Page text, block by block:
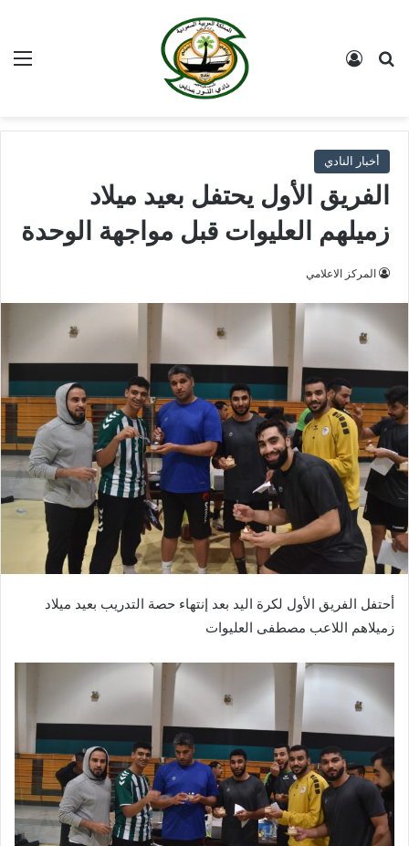
بحث عن
أخبار النادي
الفريق الأول يحتفل بعيد ميلاد
زميلهم العليوات قبل مواجهة الوحدة
المركز الاعلامي
أحتفل الفريق الأول لكرة اليد بعد إنتهاء حصة التدريب بعيد ميلاد
زميلاهم اللاعب مصطفى العليوات